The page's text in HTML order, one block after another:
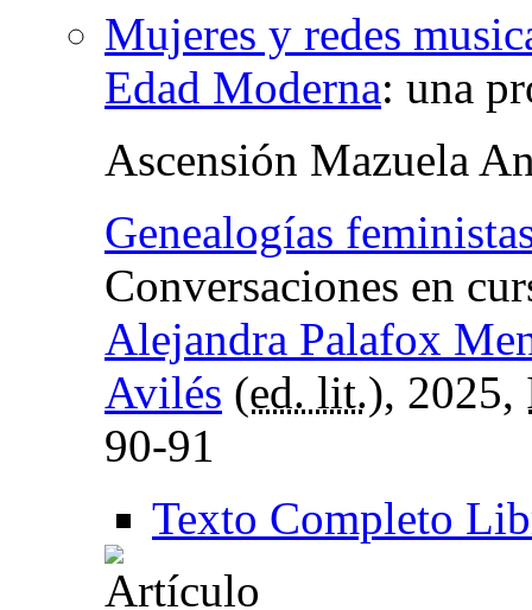
Mujeres y redes
Edad Moderna: una
Ascensión Mazuela
Genealogías
Conversaciones en
Alejandra Palafox
Avilés (ed. lit.), 2025,
90-91
Texto Completo